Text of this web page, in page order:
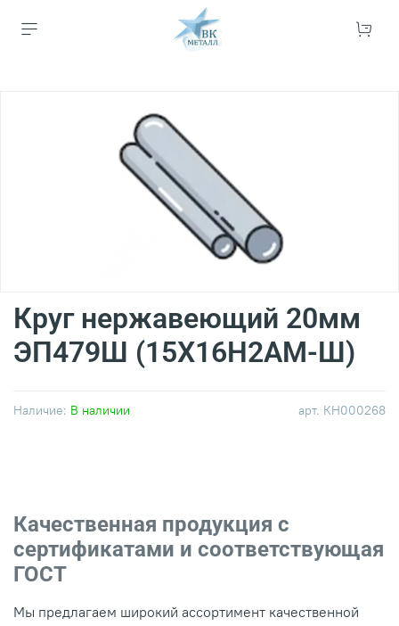
арт. КН000268
Наличие: В наличии
Круг нержавеющий 20мм
ЭП479Ш (15Х16Н2АМ-Ш)
Качественная продукция с
сертификатами и соответствующая
ГОСТ
Мы предлагаем широкий ассортимент качественной